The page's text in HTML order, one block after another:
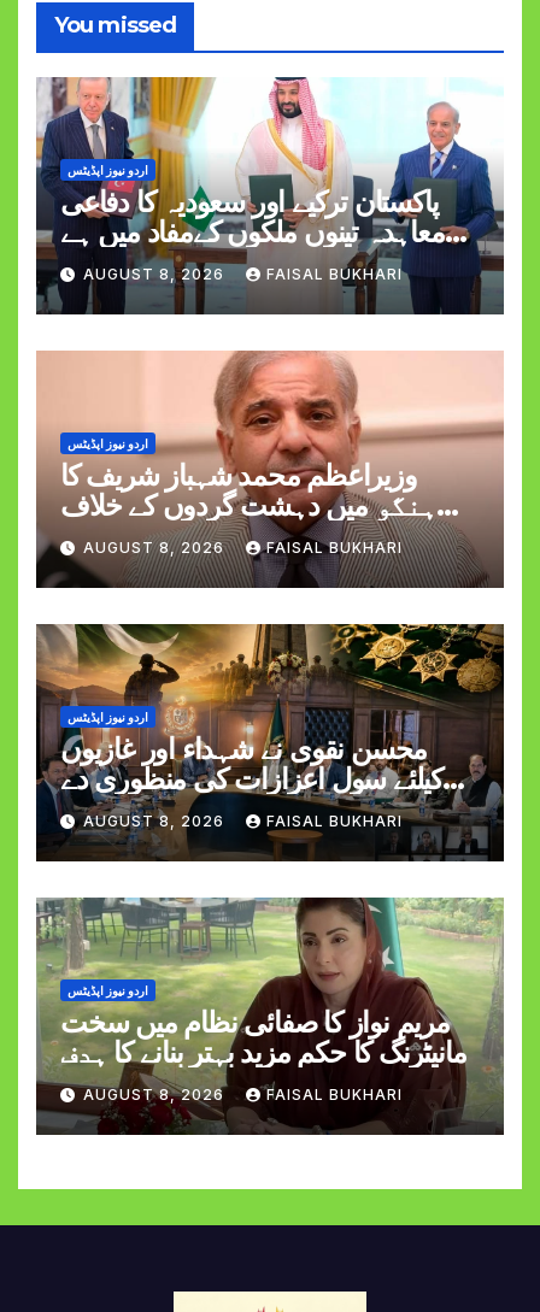
You missed
اردو نیوز اپڈیٹس
پاکستان ترکیے اور سعودیہ کا دفاعی
معاہدہ تینوں ملکوں کےمفاد میں ہے
وزیراعظم شہبازشریف
AUGUST 8, 2026 FAISAL BUKHARI
اردو نیوز اپڈیٹس
وزیراعظم محمد شہباز شریف کا
ہنگو میں دہشت گردوں کے خلاف
کارروائی کے دوران کیپٹن حمزہ اکرم
کی شہادت پر اظہارِ افسوس
AUGUST 8, 2026 FAISAL BUKHARI
اردو نیوز اپڈیٹس
محسن نقوی نے شہداء اور غازیوں
کیلئے سول اعزازات کی منظوری دے
دیAUGUST 8, 2026 FAISAL BUKHARI
اردو نیوز اپڈیٹس
مریم نواز کا صفائی نظام میں سخت
مانیٹرنگ کا حکم مزید بہتر بنانے کا ہدف
AUGUST 8, 2026 FAISAL BUKHARI